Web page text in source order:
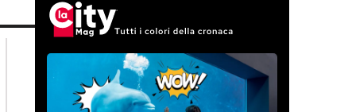
laconair.it
lacapitalenews.it
cosenzachannel.it
ilvibonese.it